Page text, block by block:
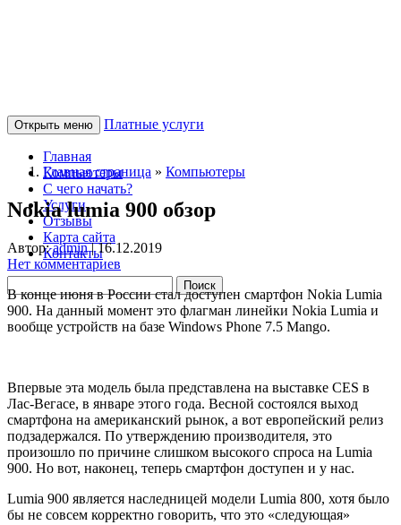
Открыть меню Платные услуги
Главная
Компьютеры
С чего начать?
Услуги
Отзывы
Карта сайта
Контакты
Главная страница » Компьютеры
Nokia lumia 900 обзор
Автор:admin | 16.12.2019
Нет комментариев
В конце июня в России стал доступен смартфон Nokia Lumia
900. На данный момент это флагман линейки Nokia Lumia и
вообще устройств на базе Windows Phone 7.5 Mango.
Впервые эта модель была представлена на выставке CES в
Лас-Вегасе, в январе этого года. Весной состоялся выход
смартфона на американский рынок, а вот европейский релиз
подзадержался. По утверждению производителя, это
произошло по причине слишком высокого спроса на Lumia
900. Но вот, наконец, теперь смартфон доступен и у нас.
Lumia 900 является наследницей модели Lumia 800, хотя было
бы не совсем корректно говорить, что это «следующая»